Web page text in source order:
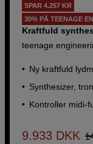
SPAR 4.257 KR
30% PÅ TEENAGE
Kraftfuld
teenage
Ny kraftfuld
Synthesizer,
Kontroller midi-
9.933 DKK